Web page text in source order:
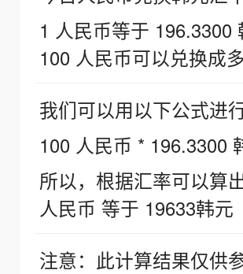
1 人民币等于 196.3300
100 人民币可以兑换成
我们可以用以下公式进
100 人民币 * 196.3300
所以，根据汇率可以算
人民币 等于 19633韩元
注意：此计算结果仅供